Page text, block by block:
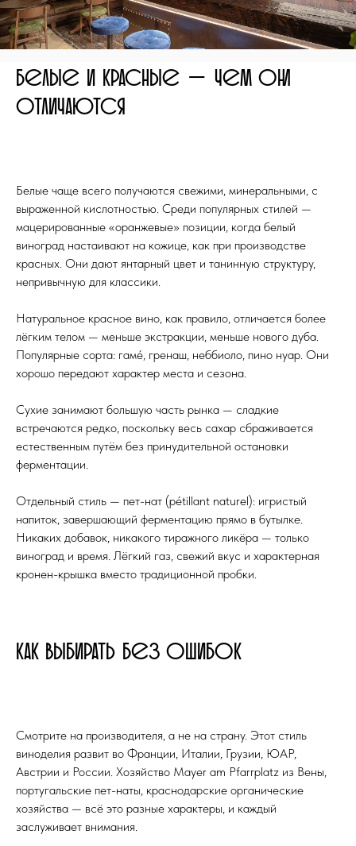
Белые и красные — чем они
отличаются
Белые чаще всего получаются свежими, минеральными, с
выраженной кислотностью. Среди популярных стилей —
мацерированные «оранжевые» позиции, когда белый
виноград настаивают на кожице, как при производстве
красных. Они дают янтарный цвет и танинную структуру,
непривычную для классики.
Натуральное красное вино, как правило, отличается более
лёгким телом — меньше экстракции, меньше нового дуба.
Популярные сорта: гамé, гренаш, неббиоло, пино нуар. Они
хорошо передают характер места и сезона.
Сухие занимают большую часть рынка — сладкие
встречаются редко, поскольку весь сахар сбраживается
естественным путём без принудительной остановки
ферментации.
Отдельный стиль — пет-нат (pétillant naturel): игристый
напиток, завершающий ферментацию прямо в бутылке.
Никаких добавок, никакого тиражного ликёра — только
виноград и время. Лёгкий газ, свежий вкус и характерная
кронен-крышка вместо традиционной пробки.
Как выбирать без ошибок
Смотрите на производителя, а не на страну. Этот стиль
виноделия развит во Франции, Италии, Грузии, ЮАР,
Австрии и России. Хозяйство Mayer am Pfarrplatz из Вены,
португальские пет-наты, краснодарские органические
хозяйства — всё это разные характеры, и каждый
заслуживает внимания.